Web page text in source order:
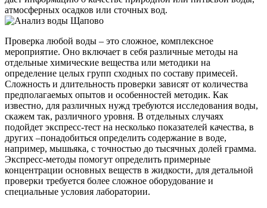
атмосферных осадков или сточных вод.
Проверка любой воды – это сложное, комплексное
мероприятие. Оно включает в себя различные методы на
отдельные химические вещества или методики на
определение целых групп сходных по составу примесей.
Сложность и длительность проверки зависят от количества
предполагаемых опытов и особенностей методик. Как
известно, для различных нужд требуются исследования воды,
скажем так, различного уровня. В отдельных случаях
подойдет экспресс-тест на несколько показателей качества, в
других –понадобиться определить содержание в воде,
например, мышьяка, с точностью до тысячных долей грамма.
Экспресс-методы помогут определить примерные
концентрации основных веществ в жидкости, для детальной
проверки требуется более сложное оборудование и
специальные условия лаборатории.